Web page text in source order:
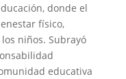
donde el
físico,
niños. Subrayó
educativa